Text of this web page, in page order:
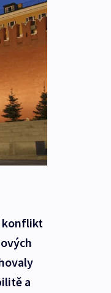
konflikt
a